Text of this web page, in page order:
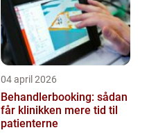
04 april 2026
Behandlerbooking: sådan
får klinikken mere tid til
patienterne